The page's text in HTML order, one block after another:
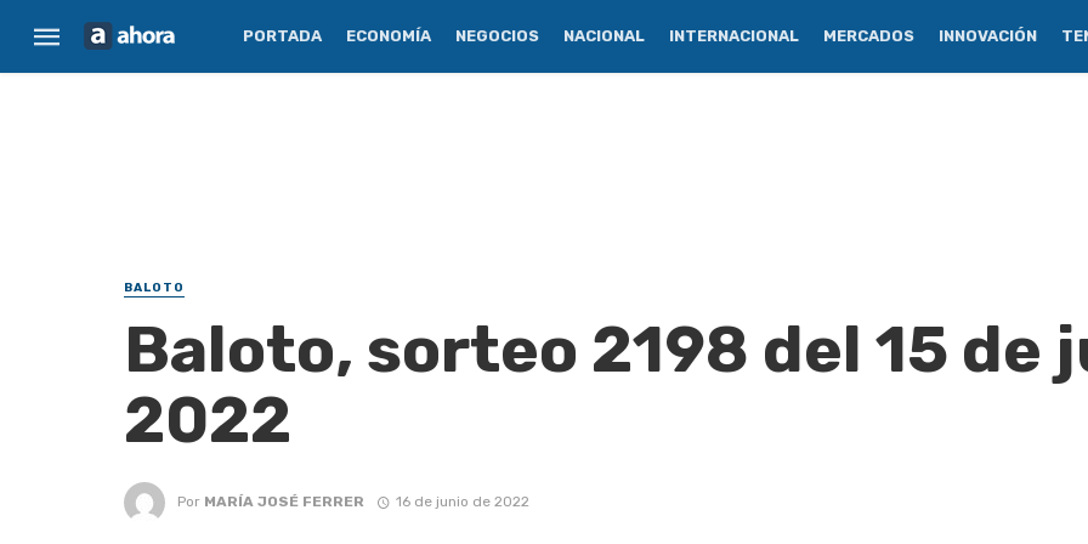
PORTADA ECONOMÍA NEGOCIOS NACIONAL INTERNACIONAL MERCADOS INNOVACIÓN
BALOTO
Baloto, sorteo 2198 del 15 de
2022
Por MARÍA JOSÉ FERRER 16 de junio de 2022